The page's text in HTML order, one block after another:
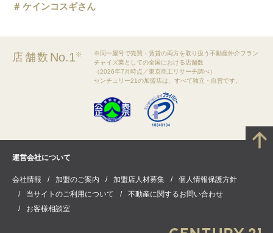
ケインコスギさん
店舗数 No.1※
※同一屋号で売買・賃貸の両方を取り扱う不動産仲介フラン
チャイズ業としての全国における店舗数
（2026年7月時点／東京商工リサーチ調べ）
センチュリー21の加盟店は、すべて独立・自営です。
運営会社について
会社情報 加盟のご案内 加盟店人材募集
個人情報保護方針
当サイトのご利用について
不動産に関するお問い合わせ
お客様相談室